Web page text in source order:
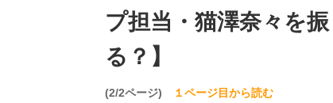
プ担当・猫澤奈々を
る？】
(2/2ページ)
１ページ目から読む